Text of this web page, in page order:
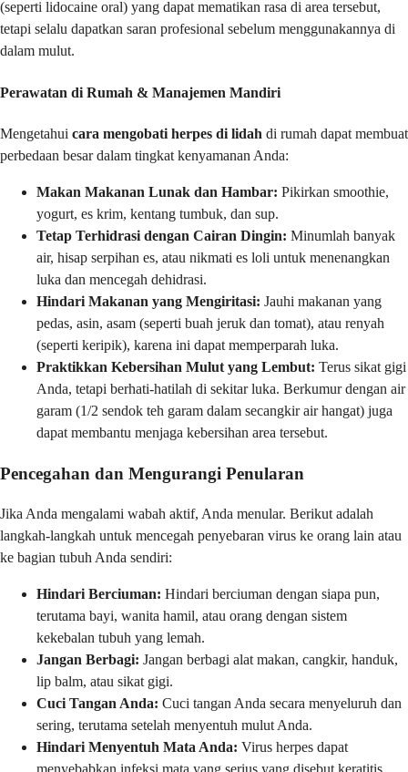
(seperti lidocaine oral) yang dapat mematikan rasa di area tersebut,
tetapi selalu dapatkan saran profesional sebelum menggunakannya di
dalam mulut.
Perawatan di Rumah & Manajemen Mandiri
Mengetahui cara mengobati herpes di lidah di rumah dapat membuat
perbedaan besar dalam tingkat kenyamanan Anda:
Makan Makanan Lunak dan Hambar: Pikirkan smoothie,
yogurt, es krim, kentang tumbuk, dan sup.
Tetap Terhidrasi dengan Cairan Dingin: Minumlah banyak
air, hisap serpihan es, atau nikmati es loli untuk menenangkan
luka dan mencegah dehidrasi.
Hindari Makanan yang Mengiritasi: Jauhi makanan yang
pedas, asin, asam (seperti buah jeruk dan tomat), atau renyah
(seperti keripik), karena ini dapat memperparah luka.
Praktikkan Kebersihan Mulut yang Lembut: Terus sikat gigi
Anda, tetapi berhati-hatilah di sekitar luka. Berkumur dengan air
garam (1/2 sendok teh garam dalam secangkir air hangat) juga
dapat membantu menjaga kebersihan area tersebut.
Pencegahan dan Mengurangi Penularan
Jika Anda mengalami wabah aktif, Anda menular. Berikut adalah
langkah-langkah untuk mencegah penyebaran virus ke orang lain atau
ke bagian tubuh Anda sendiri:
Hindari Berciuman: Hindari berciuman dengan siapa pun,
terutama bayi, wanita hamil, atau orang dengan sistem
kekebalan tubuh yang lemah.
Jangan Berbagi: Jangan berbagi alat makan, cangkir, handuk,
lip balm, atau sikat gigi.
Cuci Tangan Anda: Cuci tangan Anda secara menyeluruh dan
sering, terutama setelah menyentuh mulut Anda.
Hindari Menyentuh Mata Anda: Virus herpes dapat